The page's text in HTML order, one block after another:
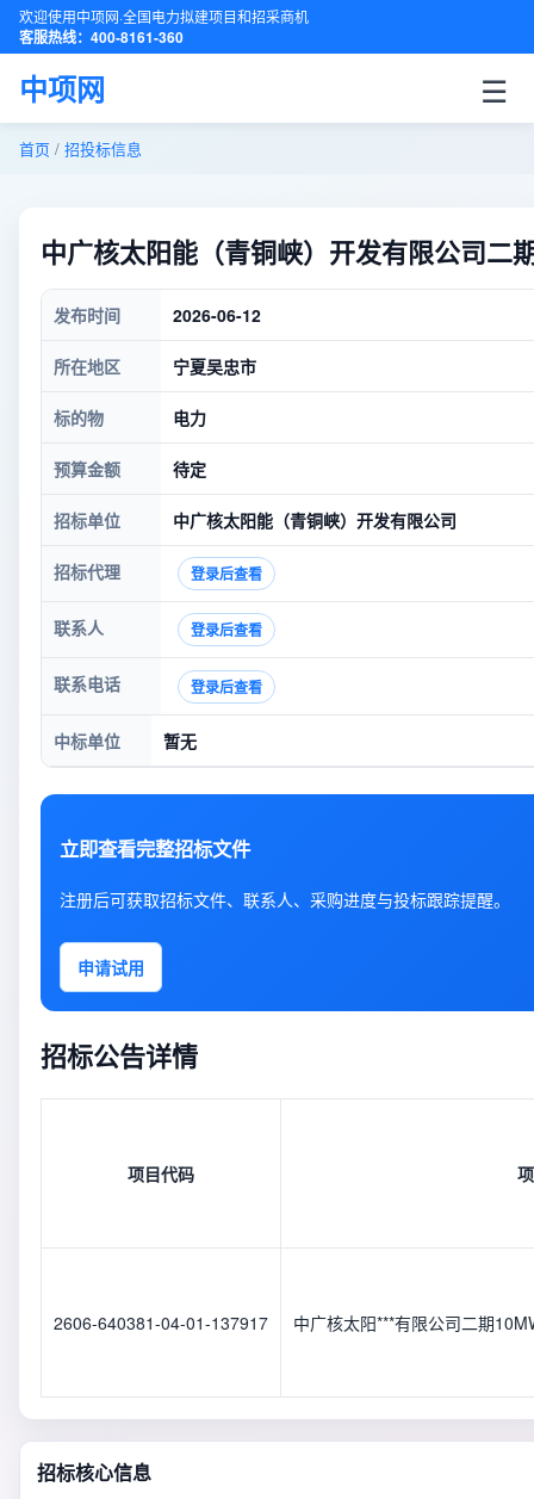
欢迎使用中项网·全国电力拟建项目和招采商机
客服热线：400-8161-360
中项网 ☰
首页 / 招投标信息
中广核太阳能（青铜峡）开发有限公司二
发布时间 2026-06-12
所在地区 宁夏吴忠市
标的物 电力
预算金额 待定
招标单位 中广核太阳能（青铜峡）开发有限公司
招标代理 登录后查看
联系人 登录后查看
联系电话 登录后查看
中标单位 暂无
立即查看完整招标文件
注册后可获取招标文件、联系人、采购进度与投标跟踪提醒。
申请试用
招标公告详情
项目代码
2606-640381-04-01-137917 中广核太阳***有限公司二期
招标核心信息